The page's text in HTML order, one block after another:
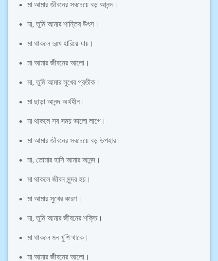
মা আমার জীবনের সবচেয়ে বড় আনন্দ।
মা, তুমি আমার শান্তির উৎস।
মা থাকলে দুঃখ হারিয়ে যায়।
মা আমার জীবনের আলো।
মা, তুমি আমার সুখের প্রতীক।
মা ছাড়া আনন্দ অর্থহীন।
মা থাকলে সব সময় ভালো লাগে।
মা আমার জীবনের সবচেয়ে বড় উপহার।
মা, তোমার হাসি আমার আনন্দ।
মা থাকলে জীবন সুন্দর হয়।
মা আমার সুখের কারণ।
মা, তুমি আমার জীবনের শক্তি।
মা থাকলে মন খুশি থাকে।
মা আমার জীবনের আলো।